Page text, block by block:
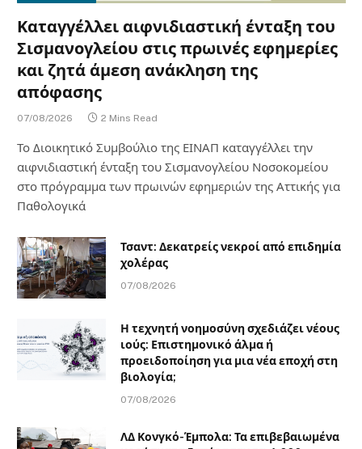
Καταγγέλλει αιφνιδιαστική ένταξη του
Σισμανογλείου στις πρωινές εφημερίες
και ζητά άμεση ανάκληση της
απόφασης
07/08/2026 2 Mins Read
Το Διοικητικό Συμβούλιο της ΕΙΝΑΠ καταγγέλλει την
αιφνιδιαστική ένταξη του Σισμανογλείου Νοσοκομείου
στο πρόγραμμα των πρωινών εφημεριών της Αττικής για
Παθολογικά
Τσαντ: Δεκατρείς νεκροί από επιδημία
χολέρας
07/08/2026
Η τεχνητή νοημοσύνη σχεδιάζει νέους
ιούς: Επιστημονικό άλμα ή
προειδοποίηση για μια νέα εποχή στη
βιολογία;
07/08/2026
ΛΔ Κονγκό-Έμπολα: Τα επιβεβαιωμένα